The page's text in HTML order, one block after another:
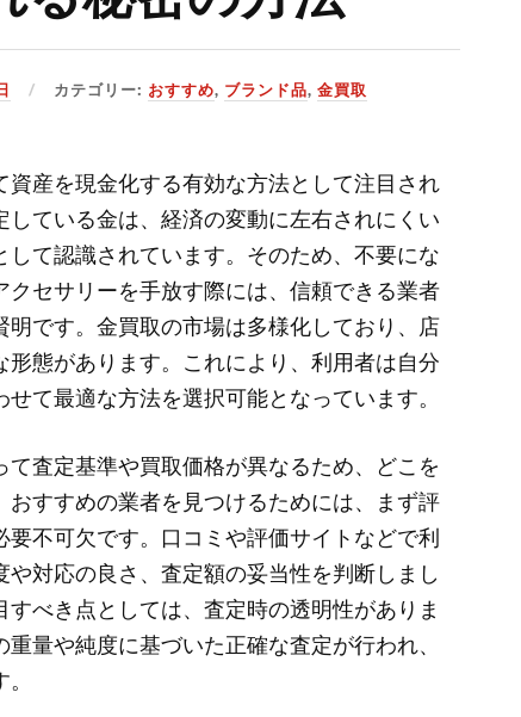
カテゴリー: おすすめ, ブランド品,金買取
産を現金化する有効な方法として注目され
している金は、経済の変動に左右されにくい
して認識されています。そのため、不要にな
クセサリーを手放す際には、信頼できる業者
です。金買取の市場は多様化しており、店
態があります。これにより、利用者は自分
て最適な方法を選択可能となっています。
て査定基準や買取価格が異なるため、どこを
すすめの業者を見つけるためには、まず評
不可欠です。口コミや評価サイトなどで利
対応の良さ、査定額の妥当性を判断しまし
べき点としては、査定時の透明性がありま
量や純度に基づいた正確な査定が行われ、